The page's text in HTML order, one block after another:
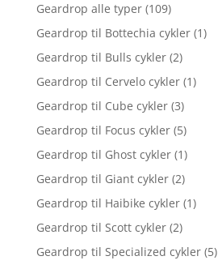
Geardrop alle typer (109)
Geardrop til Bottechia cykler (1)
Geardrop til Bulls cykler (2)
Geardrop til Cervelo cykler (1)
Geardrop til Cube cykler (3)
Geardrop til Focus cykler (5)
Geardrop til Ghost cykler (1)
Geardrop til Giant cykler (2)
Geardrop til Haibike cykler (1)
Geardrop til Scott cykler (2)
Geardrop til Specialized cykler (5)